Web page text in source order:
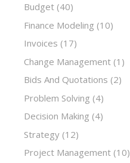
Budget (40)
Finance Modeling (10)
Invoices (17)
Change Management (1)
Bids And Quotations (2)
Problem Solving (4)
Decision Making (4)
Strategy (12)
Project Management (10)